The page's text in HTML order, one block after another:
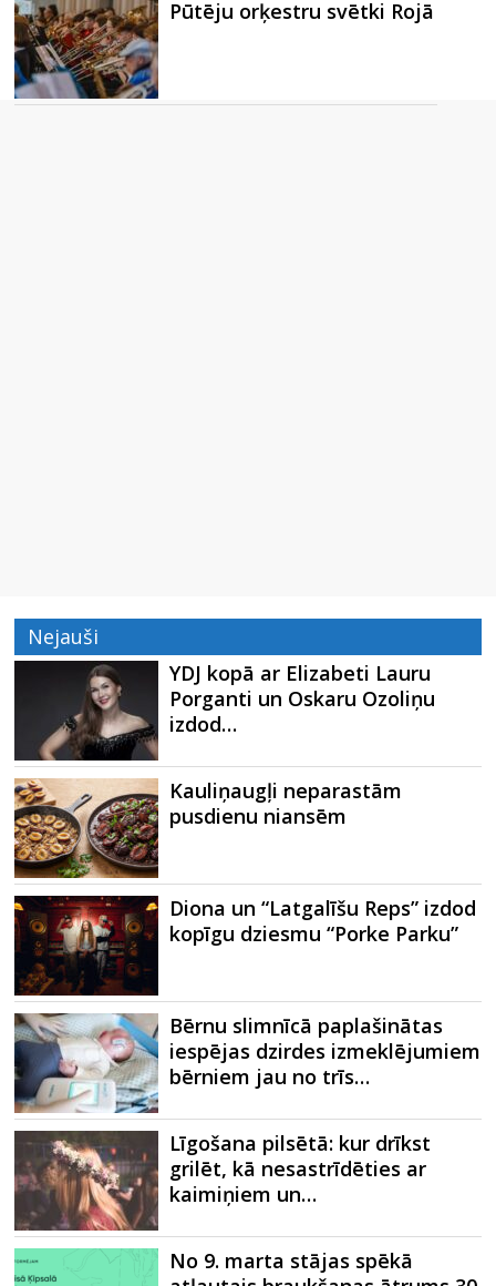
Pūtēju orķestru svētki Rojā
Nejauši
YDJ kopā ar Elizabeti Lauru
Porganti un Oskaru Ozoliņu
izdod…
Kauliņaugļi neparastām
pusdienu niansēm
Diona un “Latgalīšu Reps” izdod
kopīgu dziesmu “Porke Parku”
Bērnu slimnīcā paplašinātas
iespējas dzirdes izmeklējumiem
bērniem jau no trīs…
Līgošana pilsētā: kur drīkst
grilēt, kā nesastrīdēties ar
kaimiņiem un…
No 9. marta stājas spēkā